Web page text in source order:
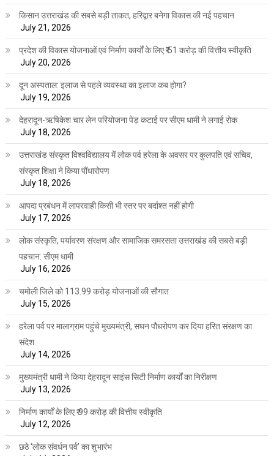
किसान उत्तराखंड की सबसे बड़ी ताकत, हरिद्वार बनेगा विकास की नई पहचान
July 21, 2026
प्रदेश की विकास योजनाओं एवं निर्माण कार्यों के लिए ₹ 51 करोड़ की वित्तीय स्वीकृति
July 20, 2026
दून अस्पताल: इलाज से पहले व्यवस्था का इलाज कब होगा?
July 19, 2026
देहरादून-ऋषिकेश चार लेन परियोजना पेड़ कटाई पर सीएम धामी ने लगाई रोक
July 18, 2026
उत्तराखंड संस्कृत विश्वविद्यालय में लोक पर्व हरेला के अवसर पर कुलपति एवं सचिव,
संस्कृत शिक्षा ने किया पौंधारोपण
July 18, 2026
आपदा प्रबंधन में लापरवाही किसी भी स्तर पर बर्दाश्त नहीं होगी
July 17, 2026
लोक संस्कृति, पर्यावरण संरक्षण और सामाजिक समरसता उत्तराखंड की सबसे बड़ी
पहचान: सीएम धामी
July 16, 2026
चमोली जिले को 113.99 करोड़ योजनाओं की सौगात
July 15, 2026
हरेला पर्व पर मालाग्राम पहुंचे मुख्यमंत्री, सघन पौधरोपण कर दिया हरित संरक्षण का
संदेश
July 14, 2026
मुख्यमंत्री धामी ने किया देहरादून साइंस सिटी निर्माण कार्यों का निरीक्षण
July 13, 2026
निर्माण कार्यों के लिए ₹ 99 करोड़ की वित्तीय स्वीकृति
July 12, 2026
छठे ‘लोक संवर्धन पर्व’ का शुभारंभ